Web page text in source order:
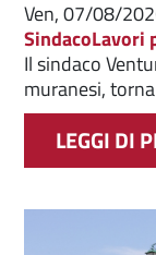
Ven, 07/08/
SindacoLavori
Il sindaco
muranesi,
LEGGI DI